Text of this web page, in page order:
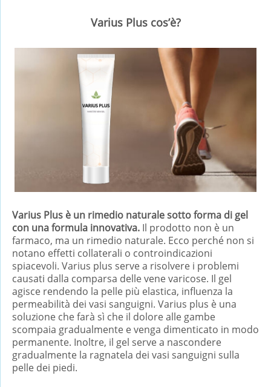
Varius Plus cos’è?
Varius Plus è un rimedio naturale sotto forma di gel
con una formula innovativa. Il prodotto non è un
farmaco, ma un rimedio naturale. Ecco perché non si
notano effetti collaterali o controindicazioni
spiacevoli. Varius plus serve a risolvere i problemi
causati dalla comparsa delle vene varicose. Il gel
agisce rendendo la pelle più elastica, influenza la
permeabilità dei vasi sanguigni. Varius plus è una
soluzione che farà sì che il dolore alle gambe
scompaia gradualmente e venga dimenticato in modo
permanente. Inoltre, il gel serve a nascondere
gradualmente la ragnatela dei vasi sanguigni sulla
pelle dei piedi.